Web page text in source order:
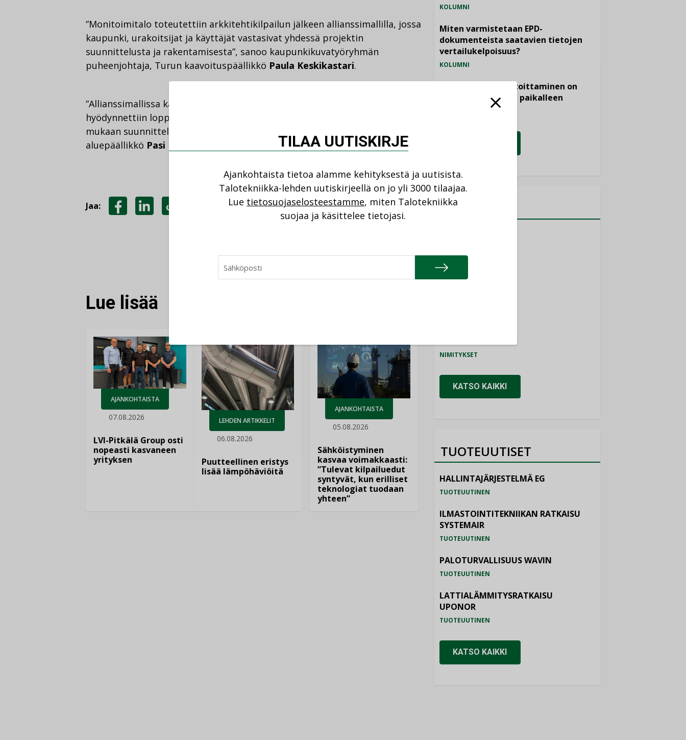
”Monitoimitalo toteutettiin arkkitehtikilpailun jälkeen allianssimallilla, jossa
kaupunki, urakoitsijat ja käyttäjät vastasivat yhdessä projektin
suunnittelusta ja rakentamisesta”, sanoo kaupunkikuvatyöryhmän
puheenjohtaja, Turun kaavoituspäällikkö Paula Keskikastari.
”Allianssimallissa kaikkien osapuolten ammattitaito ja osaaminen
hyödynnettiin lopputulokseen. Myös talon tulevien käyttäjien ottaminen
mukaan suunnitteluun ja toteutukseen oli keskeistä”, sanoo
aluepäällikkö Pasi Leino
Jaa:
CAVERION
Lue lisää
AJANKOHTAISTA
07.08.2026
LVI-Pitkälä Group osti
nopeasti kasvaneen
yrityksen
LEHDEN ARTIKKELIT
06.08.2026
Puutteellinen eristys
lisää lämpöhäviöitä
AJANKOHTAISTA
05.08.2026
Sähköistyminen
kasvaa voimakkaasti:
”Tulevat kilpailuedut
syntyvät, kun erilliset
teknologiat tuodaan
yhteen”
KOLUMNI
Miten varmistetaan EPD-
dokumenteista saatavien tietojen
vertailukelpoisuus?
KOLUMNI
Vesi- ja viemärimitoittaminen on
jämähtänyt ajassa paikalleen
NIMITYKSET
Refair
NIMITYKSET
KATSO KAIKKI
TUOTEUUTISET
HALLINTAJÄRJESTELMÄ EG
TUOTEUUTINEN
ILMASTOINTITEKNIIKAN RATKAISU
SYSTEMAIR
TUOTEUUTINEN
PALOTURVALLISUUS WAVIN
TUOTEUUTINEN
LATTIALÄMMITYSRATKAISU
UPONOR
TUOTEUUTINEN
KATSO KAIKKI
TILAA UUTISKIRJE
Ajankohtaista tietoa alamme kehityksestä ja uutisista.
Talotekniikka-lehden uutiskirjeellä on jo yli 3000 tilaajaa.
Lue tietosuojaselosteestamme, miten Talotekniikka
suojaa ja käsittelee tietojasi.